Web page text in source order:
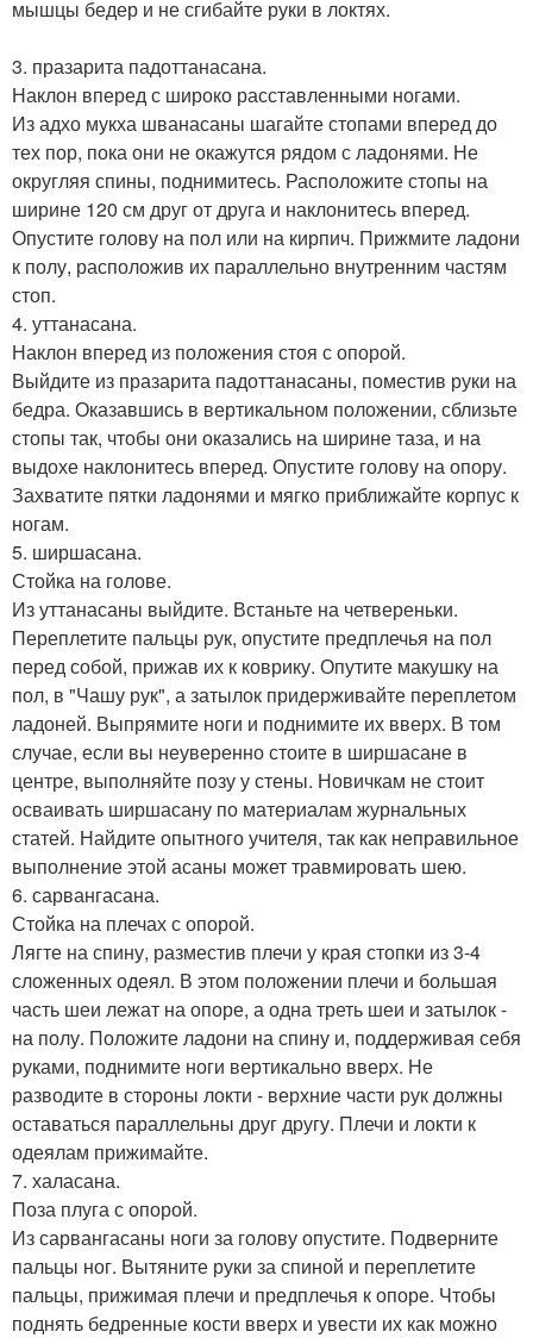
мышцы бедер и не сгибайте руки в локтях.
3. празарита падоттанасана.
Наклон вперед с широко расставленными ногами.
Из адхо мукха шванасаны шагайте стопами вперед до
тех пор, пока они не окажутся рядом с ладонями. Не
округляя спины, поднимитесь. Расположите стопы на
ширине 120 см друг от друга и наклонитесь вперед.
Опустите голову на пол или на кирпич. Прижмите ладони
к полу, расположив их параллельно внутренним частям
стоп.
4. уттанасана.
Наклон вперед из положения стоя с опорой.
Выйдите из празарита падоттанасаны, поместив руки на
бедра. Оказавшись в вертикальном положении, сблизьте
стопы так, чтобы они оказались на ширине таза, и на
выдохе наклонитесь вперед. Опустите голову на опору.
Захватите пятки ладонями и мягко приближайте корпус к
ногам.
5. ширшасана.
Стойка на голове.
Из уттанасаны выйдите. Встаньте на четвереньки.
Переплетите пальцы рук, опустите предплечья на пол
перед собой, прижав их к коврику. Опутите макушку на
пол, в "Чашу рук", а затылок придерживайте переплетом
ладоней. Выпрямите ноги и поднимите их вверх. В том
случае, если вы неуверенно стоите в ширшасане в
центре, выполняйте позу у стены. Новичкам не стоит
осваивать ширшасану по материалам журнальных
статей. Найдите опытного учителя, так как неправильное
выполнение этой асаны может травмировать шею.
6. сарвангасана.
Стойка на плечах с опорой.
Лягте на спину, разместив плечи у края стопки из 3-4
сложенных одеял. В этом положении плечи и большая
часть шеи лежат на опоре, а одна треть шеи и затылок -
на полу. Положите ладони на спину и, поддерживая себя
руками, поднимите ноги вертикально вверх. Не
разводите в стороны локти - верхние части рук должны
оставаться параллельны друг другу. Плечи и локти к
одеялам прижимайте.
7. халасана.
Поза плуга с опорой.
Из сарвангасаны ноги за голову опустите. Подверните
пальцы ног. Вытяните руки за спиной и переплетите
пальцы, прижимая плечи и предплечья к опоре. Чтобы
поднять бедренные кости вверх и увести их как можно